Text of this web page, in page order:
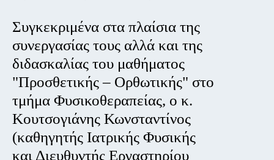
Συγκεκριμένα στα πλαίσια της
συνεργασίας τους αλλά και της
διδασκαλίας του μαθήματος
"Προσθετικής – Ορθωτικής" στο
τμήμα Φυσικοθεραπείας, ο κ.
Κουτσογιάνης Κωνσταντίνος
(καθηγητής Ιατρικής Φυσικής
και Διευθυντής Εργαστηρίου